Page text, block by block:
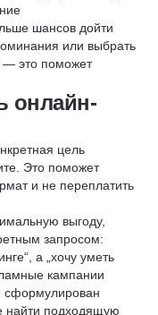
шансов дойти
или выбрать
— это поможет
онлайн-
цель
Это поможет
и не переплатить
выгоду,
запросом:
а „хочу уметь
кампании
сформулирован
найти подходящую